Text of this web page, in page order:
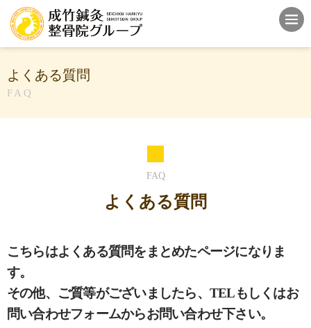
よくある質問
FAQ
FAQ
よくある質問
こちらはよくある質問をまとめたページになりま
す。
その他、ご質等がございましたら、TELもしくはお
問い合わせフォームからお問い合わせ下さい。